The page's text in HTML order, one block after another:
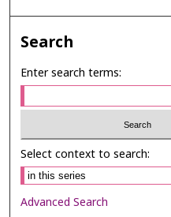
Search
Enter search terms:
Select context to search:
Advanced Search